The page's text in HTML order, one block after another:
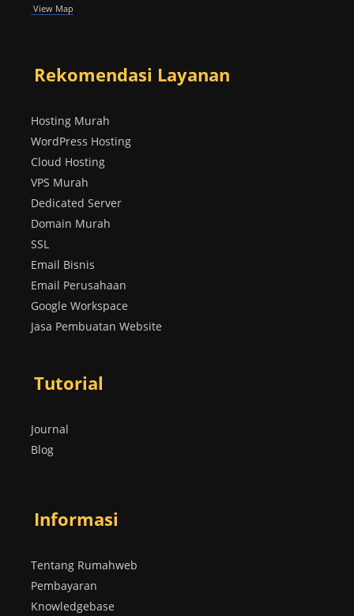
View Map
Rekomendasi Layanan
Hosting Murah
WordPress Hosting
Cloud Hosting
VPS Murah
Dedicated Server
Domain Murah
SSL
Email Bisnis
Email Perusahaan
Google Workspace
Jasa Pembuatan Website
Tutorial
Journal
Blog
Informasi
Tentang Rumahweb
Pembayaran
Knowledgebase